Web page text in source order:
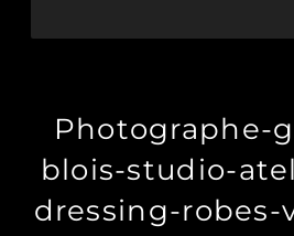
Photographe-
blois-studio-
dressing-robes-